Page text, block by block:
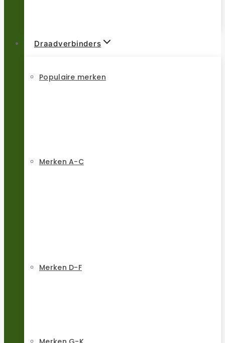
Draadverbinders
Populaire merken
Merken A-C
Merken D-F